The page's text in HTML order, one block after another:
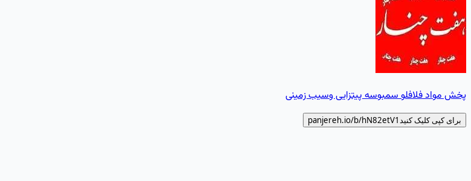
پخش مواد فلافلو سمبوسه پیتزایی وسیب زمینی
panjereh.io/b/hN82etV1برای کپی کلیک کنید